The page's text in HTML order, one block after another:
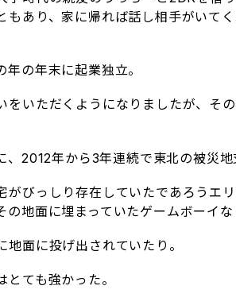
もあり、家に帰れば話し相手がいて
の年末に起業独立。
をいただくようになりましたが、そ
、2012年から3年連続で東北の被災
がびっしり存在していたであろうエ
の地面に埋まっていたゲームボーイな
面に投げ出されていたり。
ても強かった。